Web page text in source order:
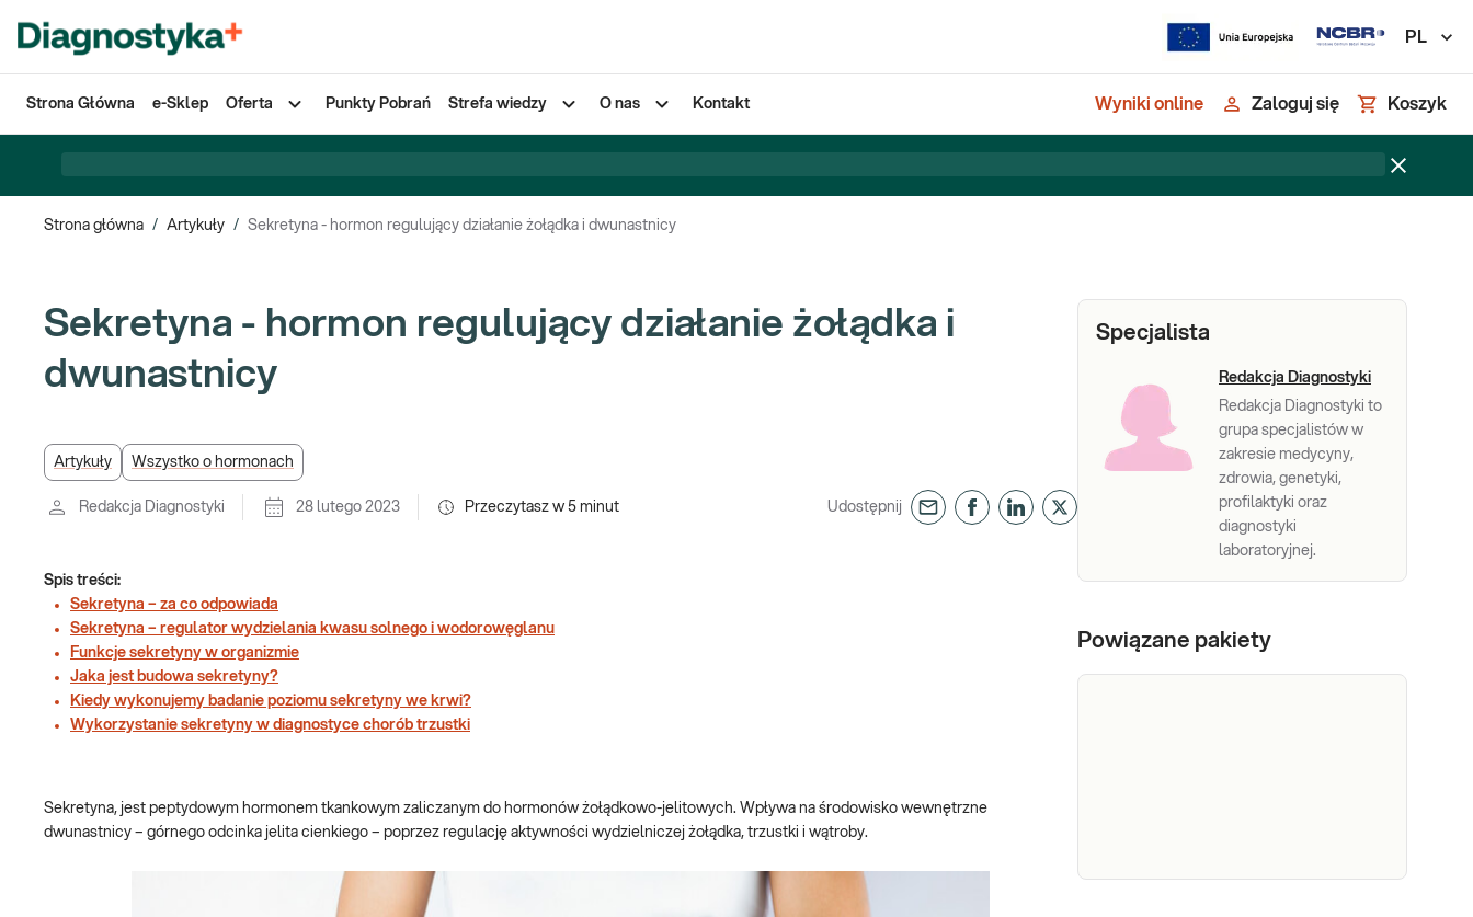
PL
Strona Główna e-Sklep Oferta Punkty Pobrań Strefa wiedzy O nas Kontakt Wyniki online Zaloguj się Koszyk
Strona główna / Artykuły / Sekretyna - hormon regulujący działanie żołądka i dwunastnicy
Sekretyna - hormon regulujący działanie żołądka i
dwunastnicy
Artykuły Wszystko o hormonach
Redakcja Diagnostyki 28 lutego 2023 Przeczytasz w 5 minut Udostępnij
Spis treści:
Sekretyna – za co odpowiada
Sekretyna – regulator wydzielania kwasu solnego i wodorowęglanu
Funkcje sekretyny w organizmie
Jaka jest budowa sekretyny?
Kiedy wykonujemy badanie poziomu sekretyny we krwi?
Wykorzystanie sekretyny w diagnostyce chorób trzustki
Sekretyna, jest peptydowym hormonem tkankowym zaliczanym do hormonów żołądkowo-jelitowych. Wpływa na środowisko wewnętrzne
dwunastnicy – górnego odcinka jelita cienkiego – poprzez regulację aktywności wydzielniczej żołądka, trzustki i wątroby.
Specjalista
Redakcja Diagnostyki
Redakcja Diagnostyki to
grupa specjalistów w
zakresie medycyny,
zdrowia, genetyki,
profilaktyki oraz
diagnostyki
laboratoryjnej.
Powiązane pakiety